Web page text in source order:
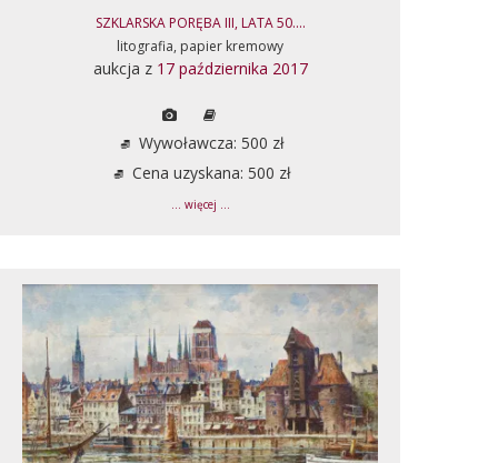
SZKLARSKA PORĘBA III, LATA 50....
litografia, papier kremowy
aukcja z 17 października 2017
Wywoławcza: 500 zł
Cena uzyskana: 500 zł
... więcej ...